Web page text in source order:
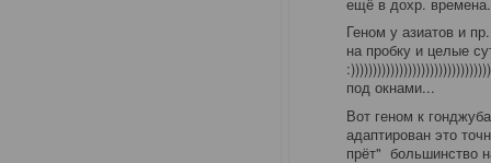
Геном у азиатов и
на пробку и целые
под окнами...
Вот геном к
адаптирован это
прёт" большинство